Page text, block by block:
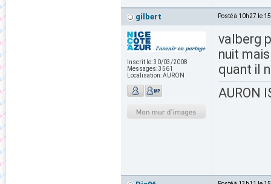
gilbert Posté à 10h27 le
Inscrit le:30/03/2008
Messages:3561
Localisation:AURON
valberg
nuit
quant il
AURON